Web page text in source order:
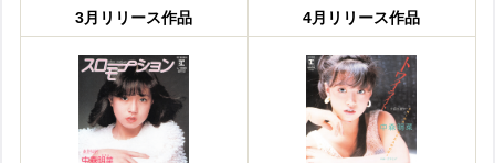
3月リリース作品 4月リリース作品